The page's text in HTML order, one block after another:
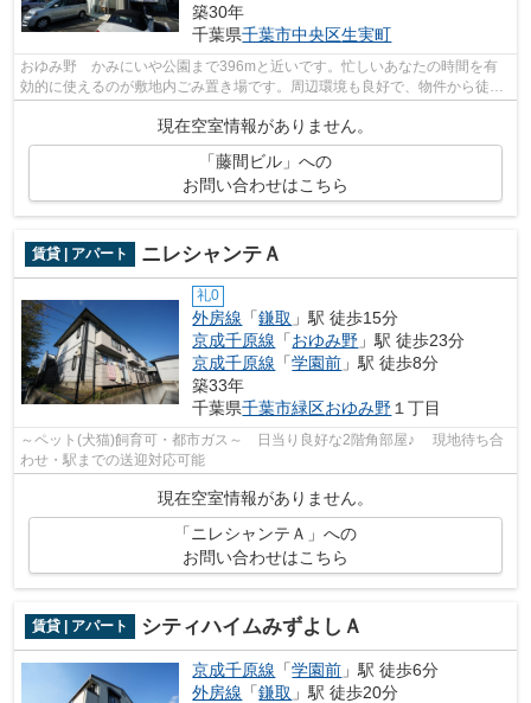
築30年
千葉県千葉市中央区生実町
おゆみ野 かみにいや公園まで396mと近いです。忙しいあなたの時間を有
効的に使えるのが敷地内ごみ置き場です。周辺環境も良好で、物件から徒歩
現在空室情報がありません。
「藤間ビル」への
お問い合わせはこちら
賃貸 | アパート ニレシャンテＡ
礼0
外房線 「鎌取 」駅 徒歩15分
京成千原線 「おゆみ野 」駅 徒歩23分
京成千原線 「学園前 」駅 徒歩8分
築33年
千葉県千葉市緑区おゆみ野 １丁目
～ペット(犬猫)飼育可・都市ガス～ 日当り良好な2階角部屋♪ 現地待ち合
わせ・駅までの送迎対応可能
現在空室情報がありません。
「ニレシャンテＡ」への
お問い合わせはこちら
賃貸 | アパート シティハイムみずよしＡ
京成千原線 「学園前 」駅 徒歩6分
外房線 「鎌取 」駅 徒歩20分